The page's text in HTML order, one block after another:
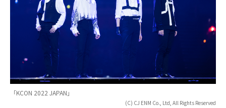
「KCON 2022 JAPAN」
(C) CJ ENM Co., Ltd, All Rights Reserved